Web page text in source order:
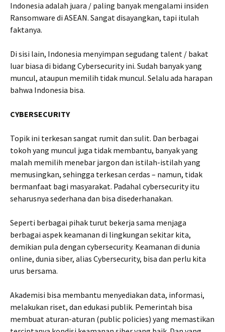
Indonesia adalah juara / paling banyak mengalami insiden
Ransomware di ASEAN. Sangat disayangkan, tapi itulah
faktanya.
Di sisi lain, Indonesia menyimpan segudang talent / bakat
luar biasa di bidang Cybersecurity ini. Sudah banyak yang
muncul, ataupun memilih tidak muncul. Selalu ada harapan
bahwa Indonesia bisa.
CYBERSECURITY
Topik ini terkesan sangat rumit dan sulit. Dan berbagai
tokoh yang muncul juga tidak membantu, banyak yang
malah memilih menebar jargon dan istilah-istilah yang
memusingkan, sehingga terkesan cerdas – namun, tidak
bermanfaat bagi masyarakat. Padahal cybersecurity itu
seharusnya sederhana dan bisa disederhanakan.
Seperti berbagai pihak turut bekerja sama menjaga
berbagai aspek keamanan di lingkungan sekitar kita,
demikian pula dengan cybersecurity. Keamanan di dunia
online, dunia siber, alias Cybersecurity, bisa dan perlu kita
urus bersama.
Akademisi bisa membantu menyediakan data, informasi,
melakukan riset, dan edukasi publik. Pemerintah bisa
membuat aturan-aturan (public policies) yang memastikan